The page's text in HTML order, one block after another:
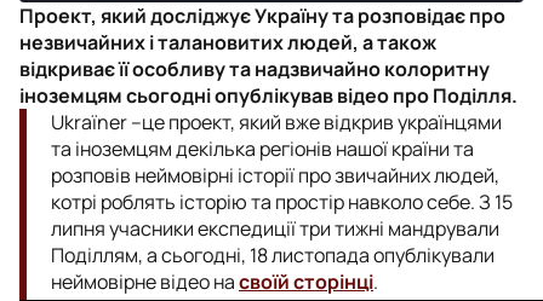
Проект, який досліджує Україну та розповідає про
незвичайних і талановитих людей, а також
відкриває її особливу та надзвичайно колоритну
іноземцям сьогодні опублікував відео про Поділля.
Ukraїner –це проект, який вже відкрив українцями
та іноземцям декілька регіонів нашої країни та
розповів неймовірні історії про звичайних людей,
котрі роблять історію та простір навколо себе. З 15
липня учасники експедиції три тижні мандрували
Поділлям, а сьогодні, 18 листопада опублікували
неймовірне відео насвоїй сторінці.